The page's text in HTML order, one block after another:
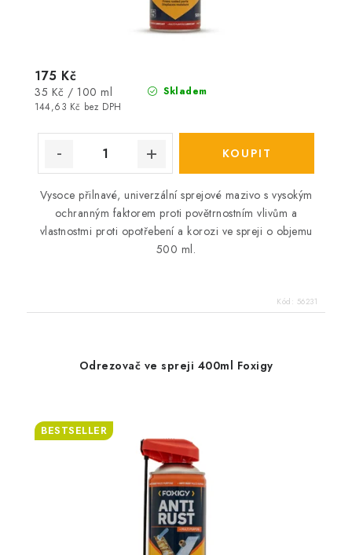
Skladem
144,63 Kč bez DPH
175 Kč
Měrná
cena:
35 Kč / 100 ml
Vysoce přilnavé, univerzální sprejové mazivo s vysokým
ochranným faktorem proti povětrnostním vlivům a
vlastnostmi proti opotřebení a korozi ve spreji o objemu
500 ml.
Kód: 56231
Odrezovač ve spreji 400ml Foxigy
BESTSELLER